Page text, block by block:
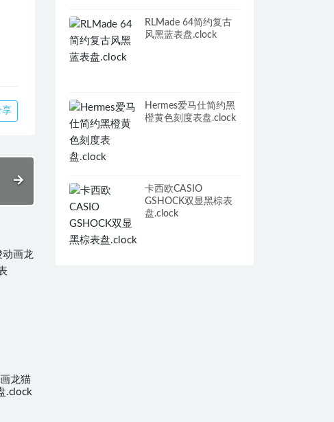
龙猫
.clock
RLMade 64简约复古
风黑蓝表盘.clock
Hermes爱马仕简约黑
橙黄色刻度表盘.clock
卡西欧CASIO
GSHOCK双显黑棕表
盘.clock